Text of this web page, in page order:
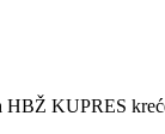
KUPRES